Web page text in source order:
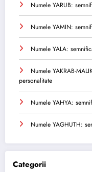
Numele YARUB:
Numele YAMIN:
Numele YALA:
Numele YAKRAB-
personalitate
Numele YAHYA:
Numele YAGHUTH:
Categorii